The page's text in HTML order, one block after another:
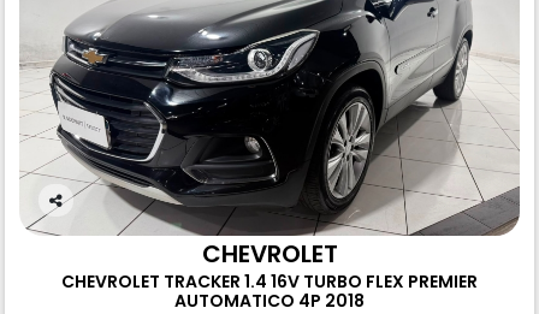
Co
rtil
CHEVROLET
CHEVROLET TRACKER 1.4 16V TURBO FLEX PREMIER
AUTOMATICO 4P 2018